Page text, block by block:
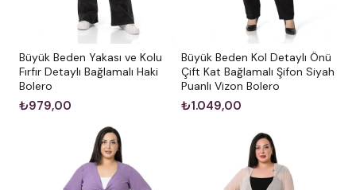
Büyük Beden Yakası ve Kolu
Fırfır Detaylı Bağlamalı Haki
Bolero
₺979,00
Büyük Beden Kol Detaylı Önü
Çift Kat Bağlamalı Şifon Siyah
Puanlı Vizon Bolero
₺1.049,00